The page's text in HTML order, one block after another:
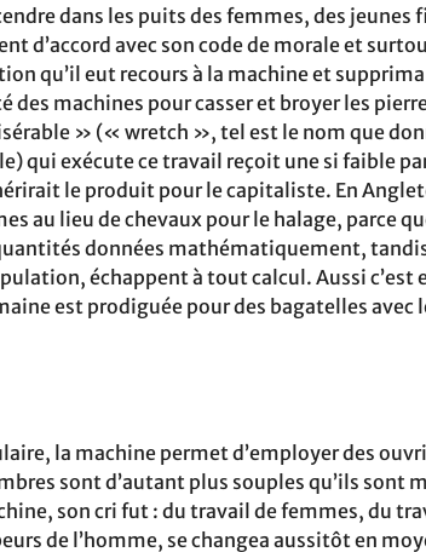
dans les puits des femmes, des jeunes
d’accord avec son code de morale et
qu’il eut recours à la machine et
des machines pour casser et broyer les
» (« wretch », tel est le nom que
qui exécute ce travail reçoit une si faible
le produit pour le capitaliste. En
au lieu de chevaux pour le halage, parce
données mathématiquement,
échappent à tout calcul. Aussi c’est
est prodiguée pour des bagatelles avec
la machine permet d’employer des
sont d’autant plus souples qu’ils sont
son cri fut : du travail de femmes, du
de l’homme, se changea aussitôt en